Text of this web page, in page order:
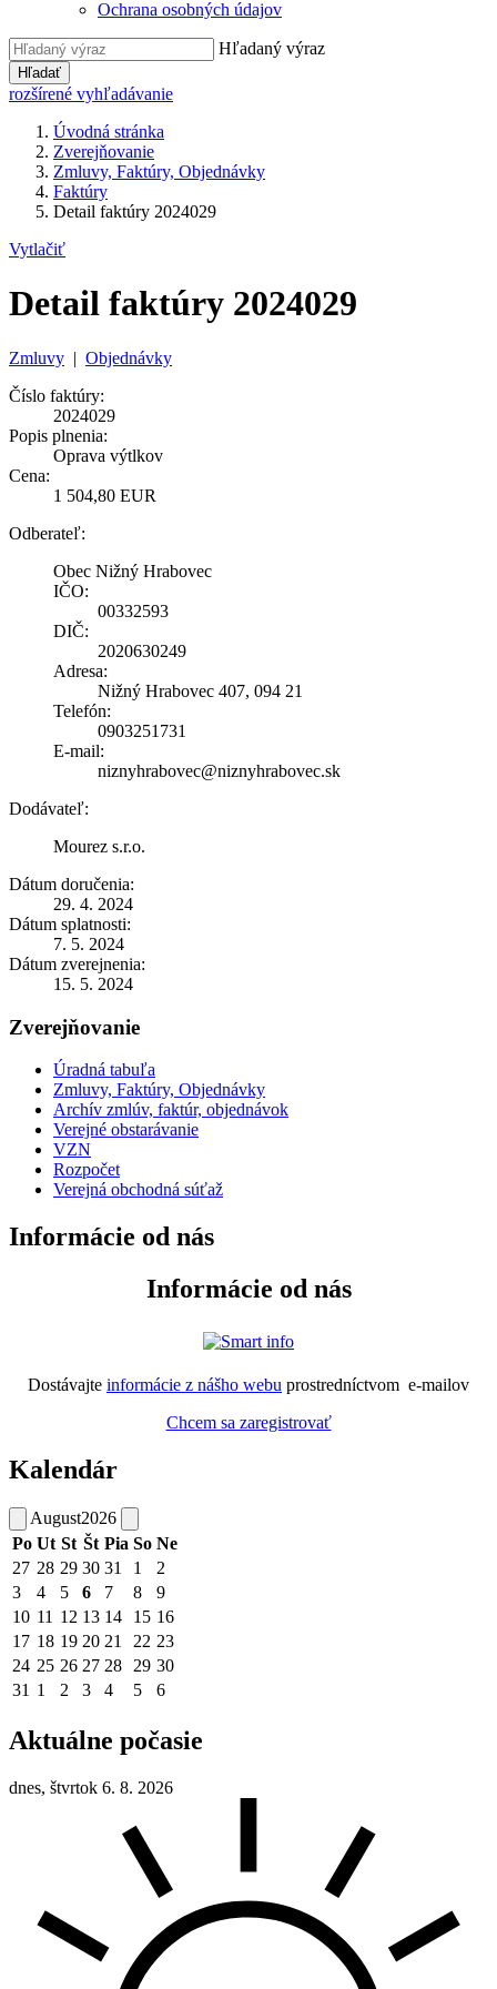
Ochrana osobných údajov
Hľadaný výraz
Hľadať
rozšírené vyhľadávanie
Úvodná stránka
Zverejňovanie
Zmluvy, Faktúry, Objednávky
Faktúry
Detail faktúry 2024029
Vytlačiť
Detail faktúry 2024029
Zmluvy | Objednávky
Číslo faktúry:
2024029
Popis plnenia:
Oprava výtlkov
Cena:
1 504,80 EUR
Odberateľ:
Obec Nižný Hrabovec
IČO:
00332593
DIČ:
2020630249
Adresa:
Nižný Hrabovec 407, 094 21
Telefón:
0903251731
E-mail:
niznyhrabovec@niznyhrabovec.sk
Dodávateľ:
Mourez s.r.o.
Dátum doručenia:
29. 4. 2024
Dátum splatnosti:
7. 5. 2024
Dátum zverejnenia:
15. 5. 2024
Zverejňovanie
Úradná tabuľa
Zmluvy, Faktúry, Objednávky
Archív zmlúv, faktúr, objednávok
Verejné obstarávanie
VZN
Rozpočet
Verejná obchodná súťaž
Informácie od nás
Informácie od nás
Dostávajte informácie z nášho webu prostredníctvom e-mailov
Chcem sa zaregistrovať
Kalendár
August2026
Po Ut St Št Pia So Ne
27 28 29 30 31 1
2
3
4 5 6 7 8
9
10 11 12 13 14 15 16
17 18 19 20 21 22 23
24 25 26 27 28 29 30
31 1 2 3 4 5 6
Aktuálne počasie
dnes, štvrtok 6. 8. 2026